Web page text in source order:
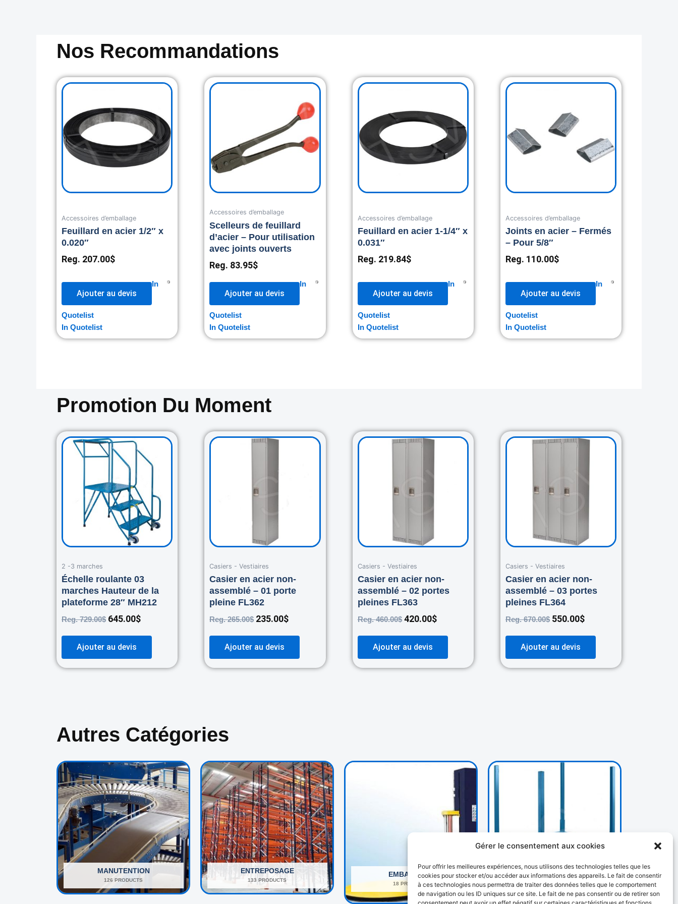
Gérer le consentement aux cookies
Pour offrir les meilleures expériences, nous utilisons des technologies telles que les
cookies pour stocker et/ou accéder aux informations des appareils. Le fait de consentir
à ces technologies nous permettra de traiter des données telles que le comportement
de navigation ou les ID uniques sur ce site. Le fait de ne pas consentir ou de retirer son
Nos Recommandations
Accessoires d’emballage
Feuillard en acier 1/2″ x
0.020″
Reg. 207.00$
Ajouter au devis
In
Quotelist
In Quotelist
Accessoires d’emballage
Scelleurs de feuillard
d’acier – Pour utilisation
avec joints ouverts
Reg. 83.95$
Ajouter au devis
In
Quotelist
In Quotelist
Accessoires d’emballage
Feuillard en acier 1-1/4″ x
0.031″
Reg. 219.84$
Ajouter au devis
In
Quotelist
In Quotelist
Accessoires d’emballage
Joints en acier – Fermés
– Pour 5/8″
Reg. 110.00$
Ajouter au devis
In
Quotelist
In Quotelist
Promotion Du Moment
2 -3 marches
Échelle roulante 03
marches Hauteur de la
plateforme 28″ MH212
Reg.729.00$
Original
price
was:
729.00$.
645.00$
Current
is:
Ajouter au devis
Casiers - Vestiaires
Casier en acier non-
assemblé – 01 porte
pleine FL362
Reg.265.00$
Original
235.00$
Current
Ajouter au devis
Casiers - Vestiaires
Casier en acier non-
assemblé – 02 portes
pleines FL363
Reg.460.00$
Original
price
420.00$
Current
Ajouter au devis
Casiers - Vestiaires
Casier en acier non-
assemblé – 03 portes
pleines FL364
Reg.670.00$
Original
price
550.00$
Current
Ajouter au devis
Autres Catégories
MANUTENTION
126 PRODUCTS
ENTREPOSAGE
133 PRODUCTS
EMBALLAGE
18 PRODUCTS
AUTRES